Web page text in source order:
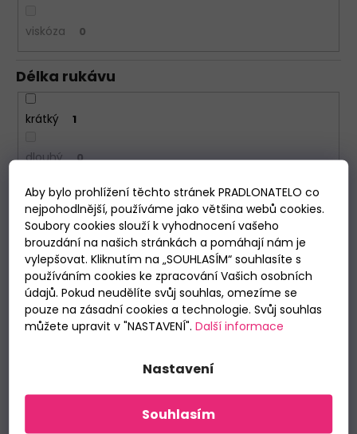
Aby bylo prohlížení těchto stránek PRADLONATELO co
nejpohodlnější, používáme jako většina webů cookies.
Soubory cookies slouží k vyhodnocení vašeho
brouzdání na našich stránkách a pomáhají nám je
vylepšovat. Kliknutím na „SOUHLASÍM“ souhlasíte s
používáním cookies ke zpracování Vašich osobních
údajů. Pokud neudělíte svůj souhlas, omezíme se
pouze na zásadní cookies a technologie. Svůj souhlas
můžete upravit v "NASTAVENÍ". Další informace
Nastavení
Souhlasím
viskóza 0
Délka rukávu
krátký 1
dlouhý 0
Délka nohavic
krátké 1
dlouhé 0
Období